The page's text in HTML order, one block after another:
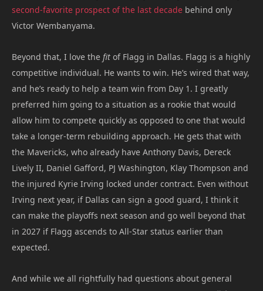
second-favorite prospect of the last decade behind only
Victor Wembanyama.
Beyond that, I love the fit of Flagg in Dallas. Flagg is a highly
competitive individual. He wants to win. He’s wired that way,
and he’s ready to help a team win from Day 1. I greatly
preferred him going to a situation as a rookie that would
allow him to compete quickly as opposed to one that would
take a longer-term rebuilding approach. He gets that with
the Mavericks, who already have Anthony Davis, Dereck
Lively II, Daniel Gafford, PJ Washington, Klay Thompson and
the injured Kyrie Irving locked under contract. Even without
Irving next year, if Dallas can sign a good guard, I think it
can make the playoffs next season and go well beyond that
in 2027 if Flagg ascends to All-Star status earlier than
expected.
And while we all rightfully had questions about general